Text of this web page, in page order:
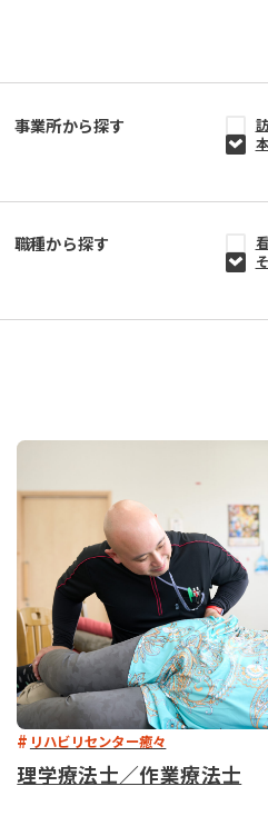
事業所から探す
職種から探す
リハビリセンター癒々
理学療法士／作業療法士